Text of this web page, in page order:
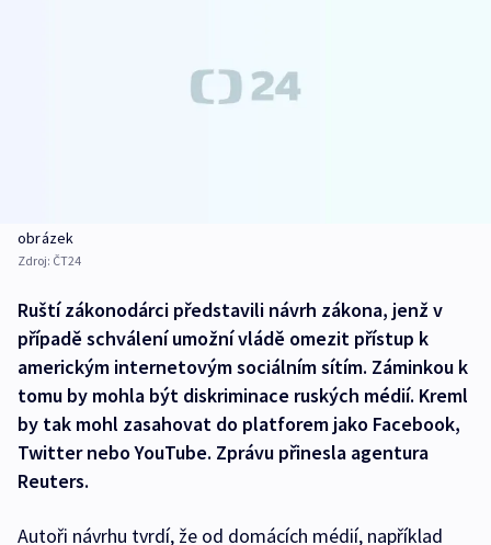
obrázek
Zdroj: ČT24
Ruští zákonodárci představili návrh zákona, jenž v
případě schválení umožní vládě omezit přístup k
americkým internetovým sociálním sítím. Záminkou k
tomu by mohla být diskriminace ruských médií. Kreml
by tak mohl zasahovat do platforem jako Facebook,
Twitter nebo YouTube. Zprávu přinesla agentura
Reuters.
Autoři návrhu tvrdí, že od domácích médií, například